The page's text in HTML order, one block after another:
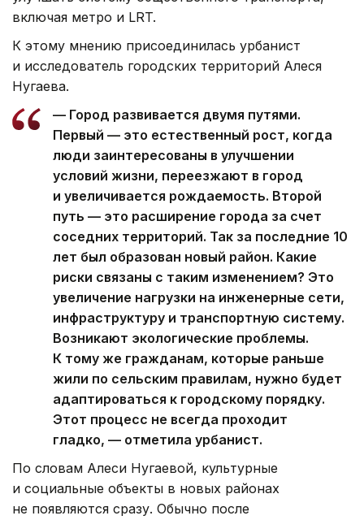
включая метро и LRT.
К этому мнению присоединилась урбанист
и исследователь городских территорий Алеся
Нугаева.
— Город развивается двумя путями.
Первый — это естественный рост, когда
люди заинтересованы в улучшении
условий жизни, переезжают в город
и увеличивается рождаемость. Второй
путь — это расширение города за счет
соседних территорий. Так за последние 10
лет был образован новый район. Какие
риски связаны с таким изменением? Это
увеличение нагрузки на инженерные сети,
инфраструктуру и транспортную систему.
Возникают экологические проблемы.
К тому же гражданам, которые раньше
жили по сельским правилам, нужно будет
адаптироваться к городскому порядку.
Этот процесс не всегда проходит
гладко, — отметила урбанист.
По словам Алеси Нугаевой, культурные
и социальные объекты в новых районах
не появляются сразу. Обычно после